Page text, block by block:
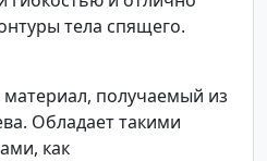
тела спящего.
материал, получаемый из
Обладает такими
как